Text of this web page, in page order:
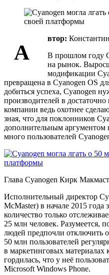
А
втор:
В прошлом году
на рынок.
модификации
превращена в Cyanogen OS
добиться успеха, Cyanogen
производителей в
компании ведь охотнее
зная, что для поклонников
дополнительным аргументом
много пользователей
Глава Cyanogen Кирк
Исполнительный директор
McMaster) в начале 2015 года
количество только
25 млн человек. Разумеется,
людей предпочли отключить
50 млн пользователей
в маркетинговых
гордилась, что у неё
Microsoft Windows Phone.